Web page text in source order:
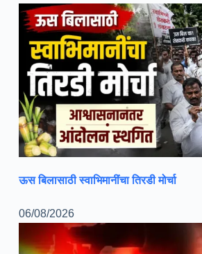
ऊस बिलासाठी स्वाभिमानींचा तिरडी मोर्चा
06/08/2026